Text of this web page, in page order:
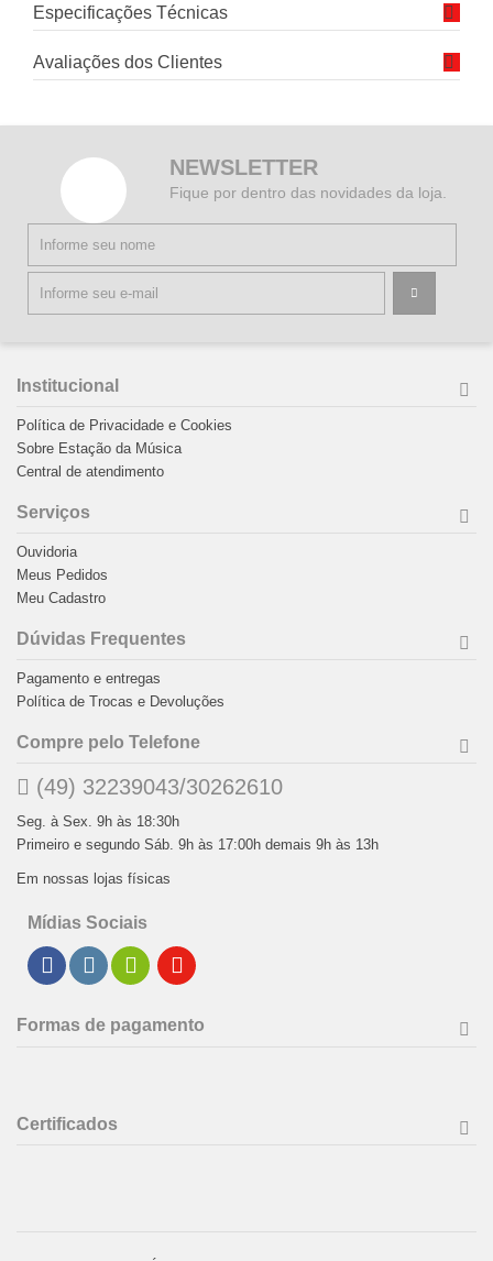
Especificações Técnicas
Avaliações dos Clientes
NEWSLETTER
Fique por dentro das novidades da loja.
Institucional
Política de Privacidade e Cookies
Sobre Estação da Música
Central de atendimento
Serviços
Ouvidoria
Meus Pedidos
Meu Cadastro
Dúvidas Frequentes
Pagamento e entregas
Política de Trocas e Devoluções
Compre pelo Telefone
(49) 32239043/30262610
Seg. à Sex. 9h às 18:30h
Primeiro e segundo Sáb. 9h às 17:00h demais 9h às 13h
Em nossas lojas físicas
Mídias Sociais
Formas de pagamento
Certificados